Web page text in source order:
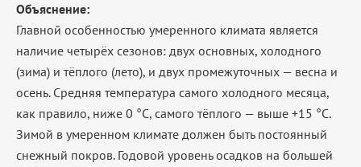
Объяснение:
Главной особенностью умеренного климата является
наличие четырёх сезонов: двух основных, холодного
(зима) и тёплого (лето), и двух промежуточных — весна и
осень. Средняя температура самого холодного месяца,
как правило, ниже 0 °C, самого тёплого — выше +15 °C.
Зимой в умеренном климате должен быть постоянный
снежный покров. Годовой уровень осадков на большей